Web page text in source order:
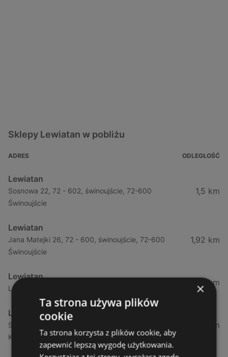
Sklepy Lewiatan w pobliżu
ADRES ODLEGŁOŚĆ
Lewiatan
Sosnowa 22, 72 - 602, świnoujście, 72-600
Świnoujście
1,5 km
Lewiatan
Jana Matejki 26, 72 - 600, świnoujście, 72-600
Świnoujście
1,92 km
Lewiatan
Leśna 11, 72 - 514, wisełka, 72-513 Wisełka
21,36 km
Lewiatan
Strzelecka 12f, 72 - 400, kamień pomorski, 72-400
Kamień Pomorski
34,13 km
×
Ta strona używa plików
cookie
Ta strona korzysta z plików cookie, aby
zapewnić lepszą wygodę użytkowania.